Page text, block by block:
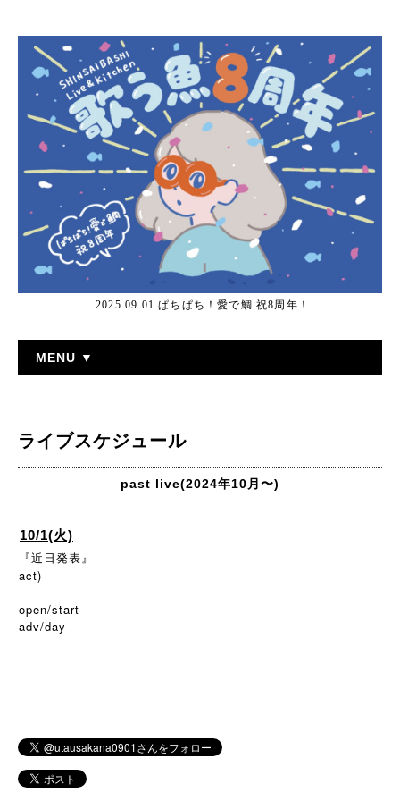
2025.09.01 ぱちぱち！愛で鯛 祝8周年！
MENU ▼
ライブスケジュール
past live(2024年10月〜)
10/1(火)
『近日発表』
act)
open/start
adv/day